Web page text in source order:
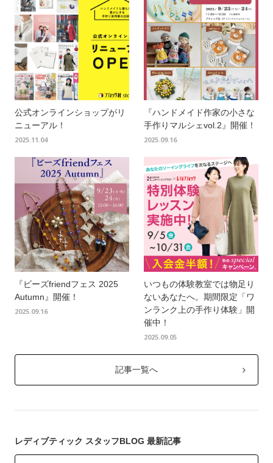
公式オンラインショップがリ
ニューアル！
2025.11.04
『ハンドメイド作家の小さな
手作りマルシェvol.2』開催！
2025.09.16
『ビーズfriendフェス 2025
Autumn』開催！
2025.09.16
いつもの体験教室では物足り
ないあなたへ。期間限定「ワ
ンランク上の手作り体験」開
催中！
2025.09.05
記事一覧へ
レディブティック スタッフBLOG 最新記事